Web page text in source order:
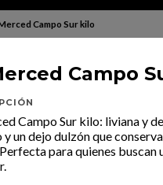
Campo Sur kilo
Campo
Campo Sur kilo: liviana y
un dejo dulzón que
para quienes